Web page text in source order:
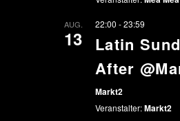
AUG.
13
22:00 -23:59
Latin
After
Markt2
Veranstalter:Markt2